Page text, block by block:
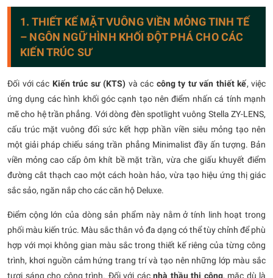
1. THIẾT KẾ MẶT VUÔNG VIỀN MỎNG TINH TẾ
– NGÔN NGỮ HÌNH KHỐI ĐỘT PHÁ CHO CÁC
KIẾN TRÚC SƯ
Đối với các Kiến trúc sư (KTS) và các công ty tư vấn thiết kế, việc
ứng dụng các hình khối góc cạnh tạo nên điểm nhấn cá tính mạnh
mẽ cho hệ trần phẳng. Với dòng đèn spotlight vuông Stella ZY-LENS,
cấu trúc mặt vuông đối sức kết hợp phần viền siêu mỏng tạo nên
một giải pháp chiếu sáng trần phẳng Minimalist đầy ấn tượng. Bản
viền mỏng cao cấp ôm khít bề mặt trần, vừa che giấu khuyết điểm
đường cắt thạch cao một cách hoàn hảo, vừa tạo hiệu ứng thị giác
sắc sảo, ngăn nắp cho các căn hộ Deluxe.
Điểm cộng lớn của dòng sản phẩm này nằm ở tính linh hoạt trong
phối màu kiến trúc. Màu sắc thân vỏ đa dạng có thể tùy chỉnh để phù
hợp với mọi không gian màu sắc trong thiết kế riêng của từng công
trình, khơi nguồn cảm hứng trang trí và tạo nên những lớp màu sắc
tươi sáng cho công trình. Đối với các nhà thầu thi công, mặc dù là